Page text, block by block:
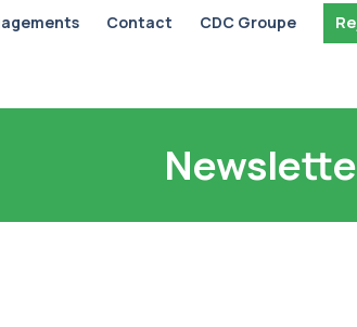
Contact CDC Groupe